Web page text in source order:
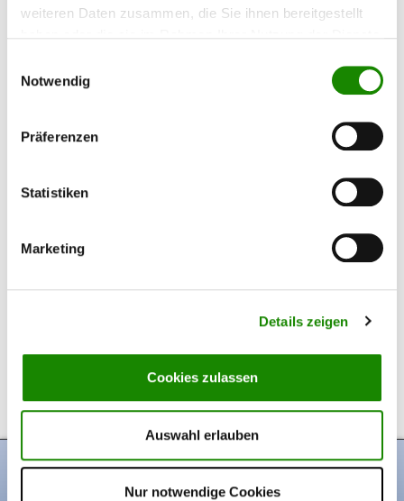
weiteren Daten zusammen, die Sie ihnen bereitgestellt
Notwendig
Präferenzen
Statistiken
Marketing
Details zeigen
Cookies zulassen
Auswahl erlauben
Nur notwendige Cookies
Jettingen/Sindlingen
Kehrhau – Erinnerungen Ewald Sonntag